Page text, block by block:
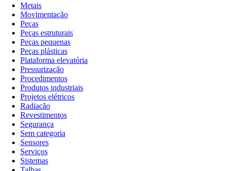
Metais
Movimentação
Peças
Peças estruturais
Peças pequenas
Peças plásticas
Plataforma elevatória
Pressurização
Procedimentos
Produtos industriais
Projetos elétricos
Radiação
Revestimentos
Segurança
Sem categoria
Sensores
Serviços
Sistemas